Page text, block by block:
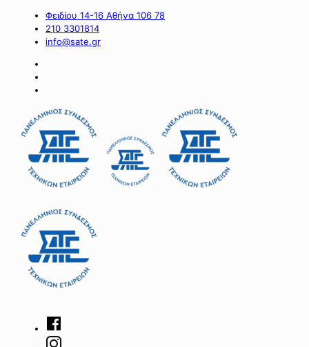
Φειδίου 14-16 Αθήνα 106 78
210 3301814
info@sate.gr